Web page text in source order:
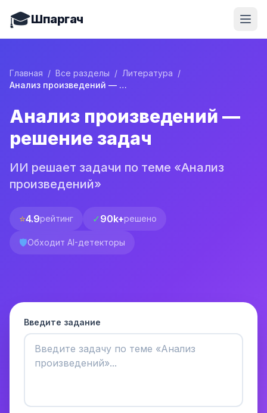
🎓Шпаргач
Главная / Все разделы / Литература /
Анализ произведений — решение задач
Анализ произведений —
решение задач
ИИ решает задачи по теме «Анализ
произведений»
⭐4.9рейтинг ✓90k+решено
🛡️Обходит AI-детекторы
Введите задание